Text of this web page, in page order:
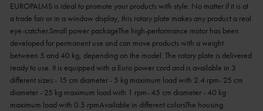
EUROPALMS is ideal to promote your products with style. No matter if it is at
a trade fair or in a window display, this rotary plate makes any product a real
eye-catcher.Small power packageThe high-performance motor has been
developed for permanent use and can move products with a weight
between 5 and 40 kg, depending on the model. The rotary plate is delivered
ready to use. It is equipped with a Euro power cord and is available in 3
different sizes:- 15 cm diameter - 5 kg maximum load with 2.4 rpm- 25 cm
diameter - 25 kg maximum load with 1 rpm- 45 cm diameter - 40 kg
maximum load with 0.5 rpmAvailable in different colorsThe housing